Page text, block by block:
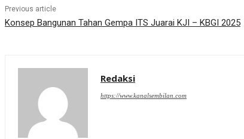
Previous article
Konsep Bangunan Tahan Gempa ITS Juarai KJI – KBGI 2025
Redaksi
https://www.kanalsembilan.com